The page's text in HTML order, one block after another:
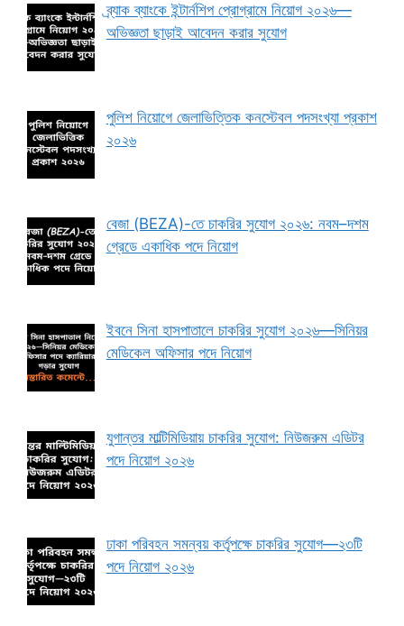
ব্র্যাক ব্যাংকে ইন্টার্নশিপ প্রোগ্রামে নিয়োগ ২০২৬—
অভিজ্ঞতা ছাড়াই আবেদন করার সুযোগ
পুলিশ নিয়োগে জেলাভিত্তিক কনস্টেবল পদসংখ্যা প্রকাশ
২০২৬
বেজা (BEZA)-তে চাকরির সুযোগ ২০২৬: নবম–দশম
গ্রেডে একাধিক পদে নিয়োগ
ইবনে সিনা হাসপাতালে চাকরির সুযোগ ২০২৬—সিনিয়র
মেডিকেল অফিসার পদে নিয়োগ
যুগান্তর মাল্টিমিডিয়ায় চাকরির সুযোগ: নিউজরুম এডিটর
পদে নিয়োগ ২০২৬
ঢাকা পরিবহন সমন্বয় কর্তৃপক্ষে চাকরির সুযোগ—২৩টি
পদে নিয়োগ ২০২৬